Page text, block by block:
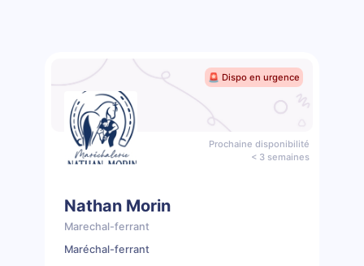
🚨 Dispo en urgence
Prochaine disponibilité
< 3 semaines
Nathan Morin
Marechal-ferrant
Maréchal-ferrant